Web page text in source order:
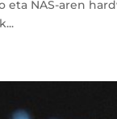
eta NAS-aren